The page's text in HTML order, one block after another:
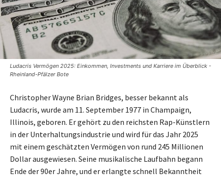
Ludacris Vermögen 2025: Einkommen, Investments und Karriere im Überblick -
Rheinland-Pfälzer Bote
Christopher Wayne Brian Bridges, besser bekannt als
Ludacris, wurde am 11. September 1977 in Champaign,
Illinois, geboren. Er gehört zu den reichsten Rap-Künstlern
in der Unterhaltungsindustrie und wird für das Jahr 2025
mit einem geschätzten Vermögen von rund 245 Millionen
Dollar ausgewiesen. Seine musikalische Laufbahn begann
Ende der 90er Jahre, und er erlangte schnell Bekanntheit